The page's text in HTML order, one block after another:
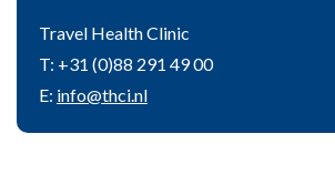
Travel Health Clinic
T: +31 (0)88 291 49 00
E: info@thci.nl